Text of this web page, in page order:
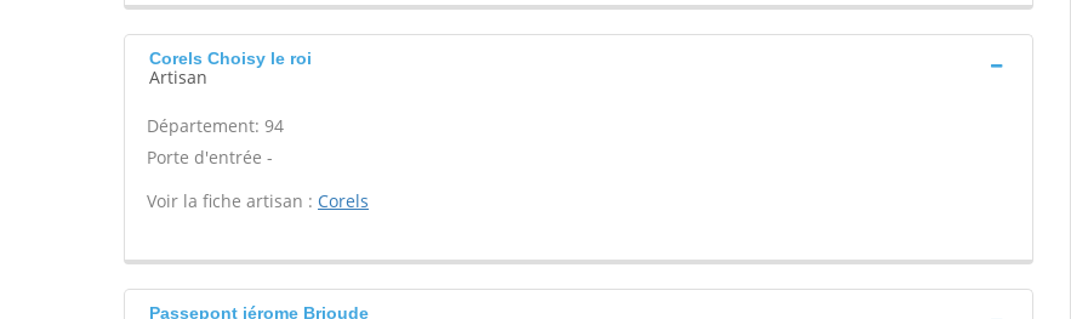
Corels Choisy le roi
Artisan
Département: 94
Porte d'entrée -
Voir la fiche artisan : Corels
Passepont jérome Brioude